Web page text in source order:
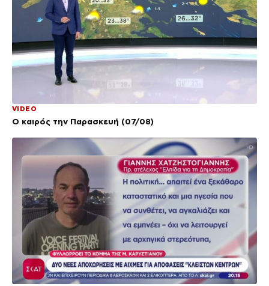
VIDEO
Ο καιρός την Παρασκευή (07/08)